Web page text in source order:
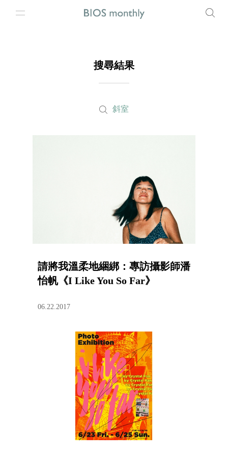
搜尋結果
斜室
請將我溫柔地綑綁：專訪攝影師潘
怡帆《I Like You So Far》
06.22.2017